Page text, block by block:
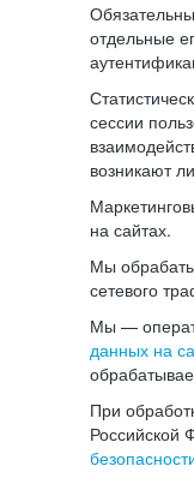
отдельные
сессии
возникают
на сайтах.
Мы
сетевого
Мы —
данных на
При
Российской